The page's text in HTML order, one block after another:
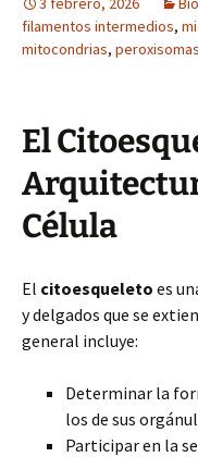
filamentos intermedios,
mitocondrias, peroxisomas
El
Célula
El citoesqueleto es
y delgados que se
general incluye:
Determinar la
los de sus
Participar en la